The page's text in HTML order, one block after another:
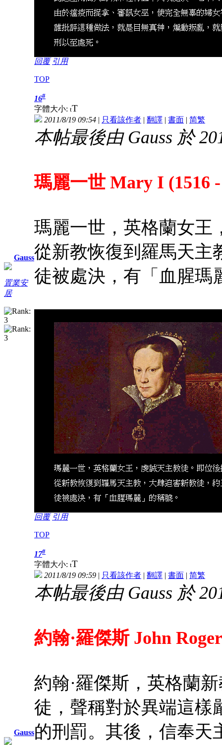
回覆 引用
TOP
Gauss
置業安
居
16#
字體大小: tT
2011/8/19 09:54 | 只看該作者 | 翻譯 | 書面 | 简繁
本帖最後由 Gauss 於
瑪麗一世 Mary I (1516 -
瑪麗一世，英格蘭女王
從新教恢復到羅馬天主
徒被處決，有「血腥瑪
回覆 引用
TOP
Gauss
17#
字體大小: tT
2011/8/19 09:59 | 只看該作者 | 翻譯 | 書面 | 简繁
本帖最後由 Gauss 於
約翰·羅傑斯 John
約翰·羅傑斯，英格蘭
徒，聲稱對於異端這樣
的刑罰。其後，信奉天